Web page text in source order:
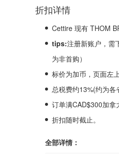
折扣详情
Cettire 现有 THOM
tips:注‮新册‬账户，需下载APP，之前买过地址或者手机号换一下，输入后可享，否则系统会‮定判‬
为非首购）
标价为加币，页面左
总税费约13%(约为各
订单满CAD$300加拿
折扣随时截止。
全部详情：